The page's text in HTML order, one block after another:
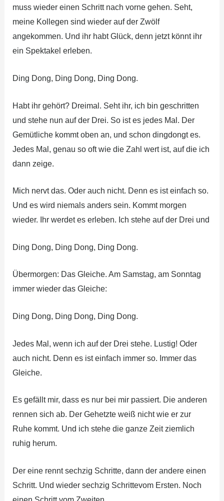
muss wieder einen Schritt nach vorne gehen. Seht,
meine Kollegen sind wieder auf der Zwölf
angekommen. Und ihr habt Glück, denn jetzt könnt ihr
ein Spektakel erleben.
Ding Dong, Ding Dong, Ding Dong.
Habt ihr gehört? Dreimal. Seht ihr, ich bin geschritten
und stehe nun auf der Drei. So ist es jedes Mal. Der
Gemütliche kommt oben an, und schon dingdongt es.
Jedes Mal, genau so oft wie die Zahl wert ist, auf die ich
dann zeige.
Mich nervt das. Oder auch nicht. Denn es ist einfach so.
Und es wird niemals anders sein. Kommt morgen
wieder. Ihr werdet es erleben. Ich stehe auf der Drei und
Ding Dong, Ding Dong, Ding Dong.
Übermorgen: Das Gleiche. Am Samstag, am Sonntag
immer wieder das Gleiche:
Ding Dong, Ding Dong, Ding Dong.
Jedes Mal, wenn ich auf der Drei stehe. Lustig! Oder
auch nicht. Denn es ist einfach immer so. Immer das
Gleiche.
Es gefällt mir, dass es nur bei mir passiert. Die anderen
rennen sich ab. Der Gehetzte weiß nicht wie er zur
Ruhe kommt. Und ich stehe die ganze Zeit ziemlich
ruhig herum.
Der eine rennt sechzig Schritte, dann der andere einen
Schritt. Und wieder sechzig Schrittevom Ersten. Noch